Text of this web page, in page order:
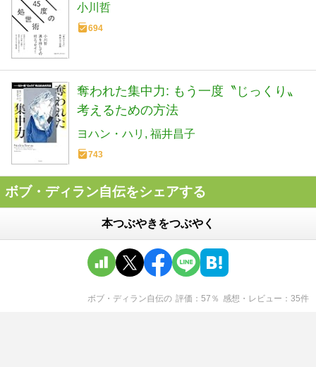
小川哲
694
奪われた集中力: もう一度〝じっくり〟
考えるための方法
ヨハン・ハリ 福井昌子
743
ボブ・ディラン自伝をシェアする
本つぶやきをつぶやく
ボブ・ディラン自伝の 評価 57 ％ 感想・レビュー 35件